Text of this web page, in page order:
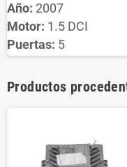
Año: 2007
Motor: 1.5 DCI
Puertas: 5
Productos